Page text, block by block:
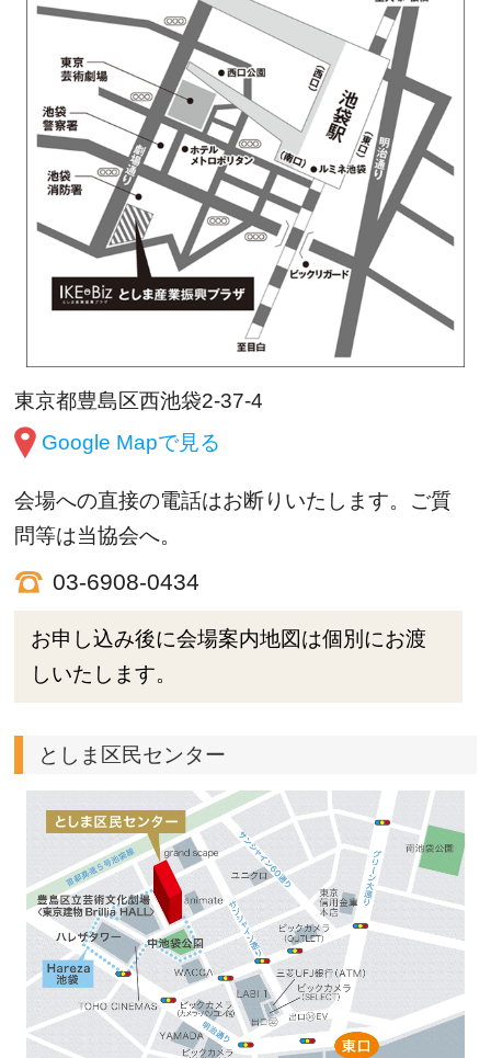
東京都豊島区西池袋2-37-4
Google Mapで見る
会場への直接の電話はお断りいたします。ご質
問等は当協会へ。
03-6908-0434
お申し込み後に会場案内地図は個別にお渡
しいたします。
としま区民センター